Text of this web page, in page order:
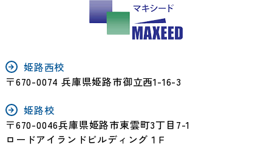
姫路西校
〒670-0074 兵庫県姫路市御立西1-16-3
姫路校
〒670-0046兵庫県姫路市東雲町3丁目7-1
ロードアイランドビルディング１F